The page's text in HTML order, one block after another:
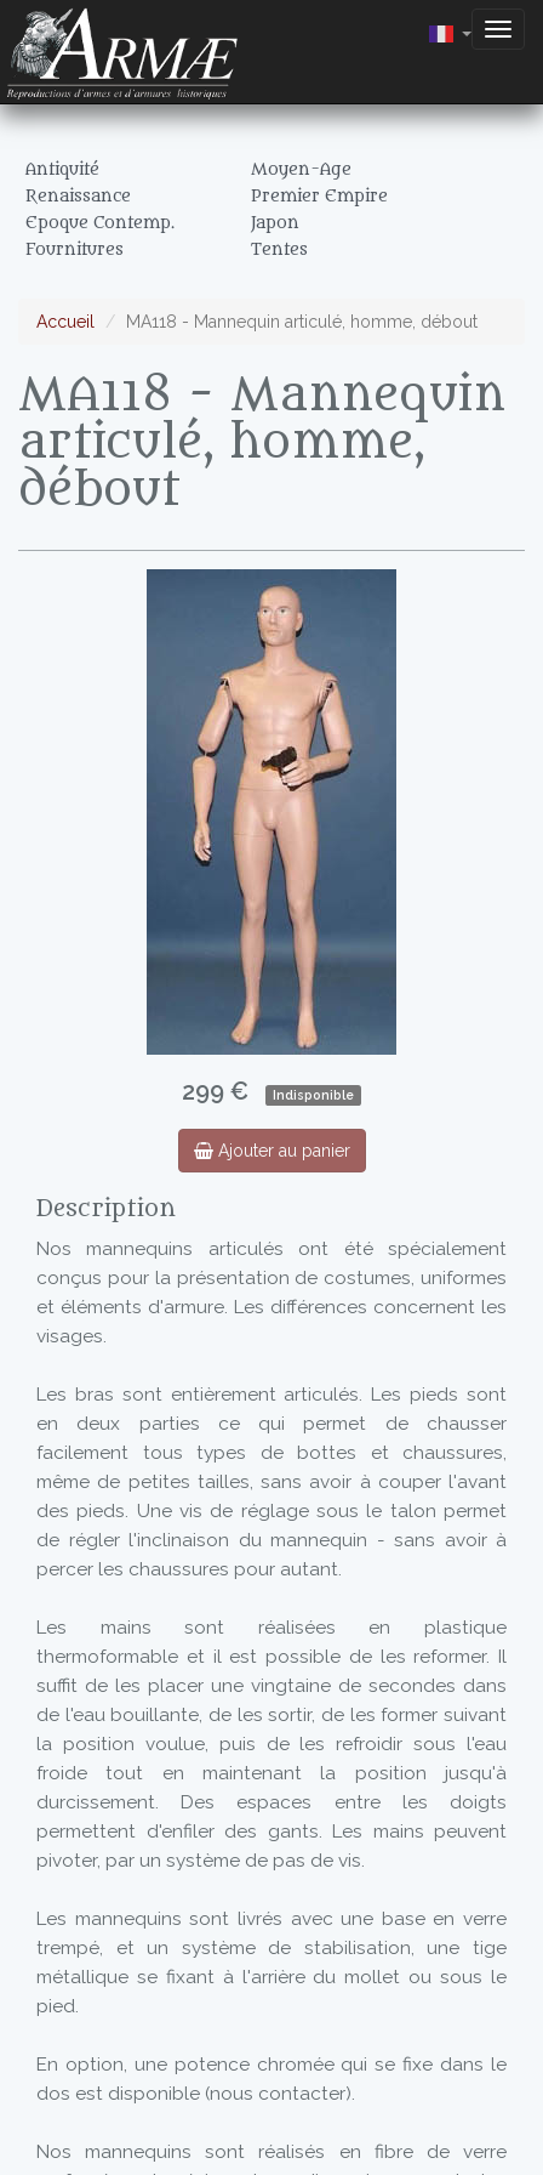
Antiquité
Moyen-Age
Renaissance
Premier Empire
Epoque Contemp.
Japon
Fournitures
Tentes
Accueil MA118 - Mannequin articulé, homme, débout
MA118 - Mannequin
articulé, homme,
débout
299 € Indisponible
Ajouter au panier
Description
Nos mannequins articulés ont été spécialement
conçus pour la présentation de costumes, uniformes
et éléments d'armure. Les différences concernent les
visages.
Les bras sont entièrement articulés. Les pieds sont
en deux parties ce qui permet de chausser
facilement tous types de bottes et chaussures,
même de petites tailles, sans avoir à couper l'avant
des pieds. Une vis de réglage sous le talon permet
de régler l'inclinaison du mannequin - sans avoir à
percer les chaussures pour autant.
Les mains sont réalisées en plastique
thermoformable et il est possible de les reformer. Il
suffit de les placer une vingtaine de secondes dans
de l'eau bouillante, de les sortir, de les former suivant
la position voulue, puis de les refroidir sous l'eau
froide tout en maintenant la position jusqu'à
durcissement. Des espaces entre les doigts
permettent d'enfiler des gants. Les mains peuvent
pivoter, par un système de pas de vis.
Les mannequins sont livrés avec une base en verre
trempé, et un système de stabilisation, une tige
métallique se fixant à l'arrière du mollet ou sous le
pied.
En option, une potence chromée qui se fixe dans le
dos est disponible (nous contacter).
Nos mannequins sont réalisés en fibre de verre